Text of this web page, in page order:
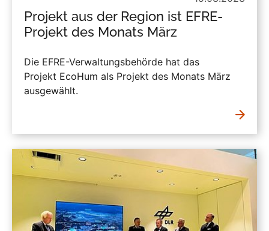
Projekt aus der Region ist EFRE-
Projekt des Monats März
Die EFRE-Verwaltungsbehörde hat das
Projekt EcoHum als Projekt des Monats März
ausgewählt.